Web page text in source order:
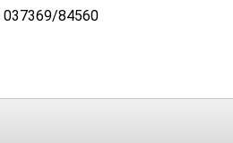
037369/84560